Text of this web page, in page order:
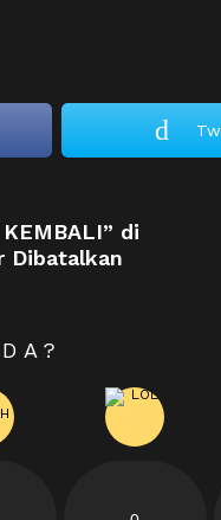
di
Dibatalkan